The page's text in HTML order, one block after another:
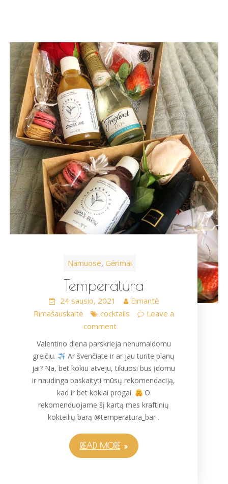
Namuose,Gėrimai
Temperatūra
24 sausio, 2021
Eimantė
Rimašauskaitė
cocktails
Leave a
comment
Valentino diena parskrieja nenumaldomu
greičiu.
Ar švenčiate ir ar jau turite planų
jai? Na, bet kokiu atveju, tikiuosi bus įdomu
ir naudinga paskaityti mūsų rekomendaciją,
kad ir bet kokiai progai.
O
rekomenduojame šį kartą mes kraftinių
kokteilių barą @temperatura_bar .
READ MORE